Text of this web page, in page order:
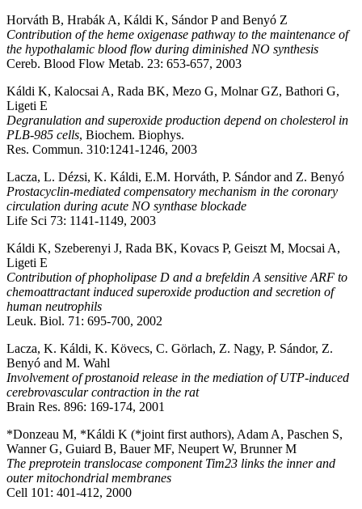
Horváth B, Hrabák A, Káldi K, Sándor P and Benyó Z
Contribution of the heme oxigenase pathway to the maintenance of
the hypothalamic blood flow during diminished NO synthesis
Cereb. Blood Flow Metab. 23: 653-657, 2003
Káldi K, Kalocsai A, Rada BK, Mezo G, Molnar GZ, Bathori G,
Ligeti E
Degranulation and superoxide production depend on cholesterol in
PLB-985 cells, Biochem. Biophys.
Res. Commun. 310:1241-1246, 2003
Lacza, L. Dézsi, K. Káldi, E.M. Horváth, P. Sándor and Z. Benyó
Prostacyclin-mediated compensatory mechanism in the coronary
circulation during acute NO synthase blockade
Life Sci 73: 1141-1149, 2003
Káldi K, Szeberenyi J, Rada BK, Kovacs P, Geiszt M, Mocsai A,
Ligeti E
Contribution of phopholipase D and a brefeldin A sensitive ARF to
chemoattractant induced superoxide production and secretion of
human neutrophils
Leuk. Biol. 71: 695-700, 2002
Lacza, K. Káldi, K. Kövecs, C. Görlach, Z. Nagy, P. Sándor, Z.
Benyó and M. Wahl
Involvement of prostanoid release in the mediation of UTP-induced
cerebrovascular contraction in the rat
Brain Res. 896: 169-174, 2001
*Donzeau M, *Káldi K (*joint first authors), Adam A, Paschen S,
Wanner G, Guiard B, Bauer MF, Neupert W, Brunner M
The preprotein translocase component Tim23 links the inner and
outer mitochondrial membranes
Cell 101: 401-412, 2000